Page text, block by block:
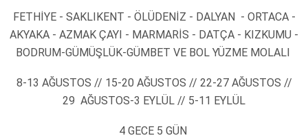
FETHİYE - SAKLIKENT - ÖLÜDENİZ - DALYAN - ORTACA -
AKYAKA - AZMAK ÇAYI - MARMARİS - DATÇA - KIZKUMU -
BODRUM-GÜMÜŞLÜK-GÜMBET VE BOL YÜZME MOLALI
8-13 AĞUSTOS // 15-20 AĞUSTOS // 22-27 AĞUSTOS //
29 AĞUSTOS-3 EYLÜL // 5-11 EYLÜL
4 GECE 5 GÜN